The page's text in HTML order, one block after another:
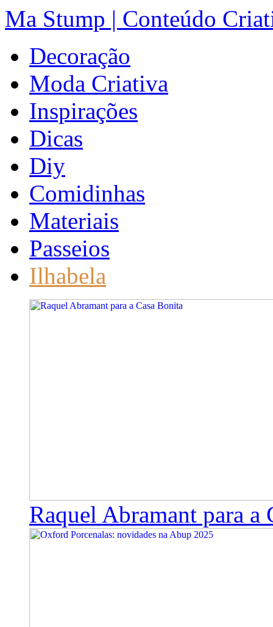
Ma Stump | Conteúdo
Decoração
Moda Criativa
Inspirações
Dicas
Diy
Comidinhas
Materiais
Passeios
Ilhabela
Raquel Abramant para a